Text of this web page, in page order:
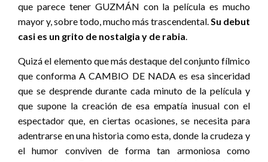
que parece tener GUZMÁN con la película es mucho
mayor y, sobre todo, mucho más trascendental.Su debut
casi es un grito de nostalgia y de rabia.
Quizá el elemento que más destaque del conjunto fílmico
que conforma A CAMBIO DE NADA es esa sinceridad
que se desprende durante cada minuto de la película y
que supone la creación de esa empatía inusual con el
espectador que, en ciertas ocasiones, se necesita para
adentrarse en una historia como esta, donde la crudeza y
el humor conviven de forma tan armoniosa como